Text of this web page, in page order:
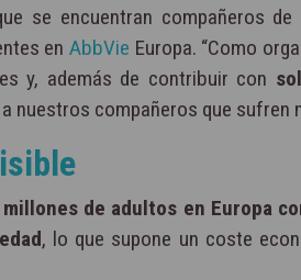
se encuentran compañeros
enAbbVie Europa. “Como
y, además de contribuir con
nuestros compañeros que sufren
de adultos en Europa
, lo que supone un coste